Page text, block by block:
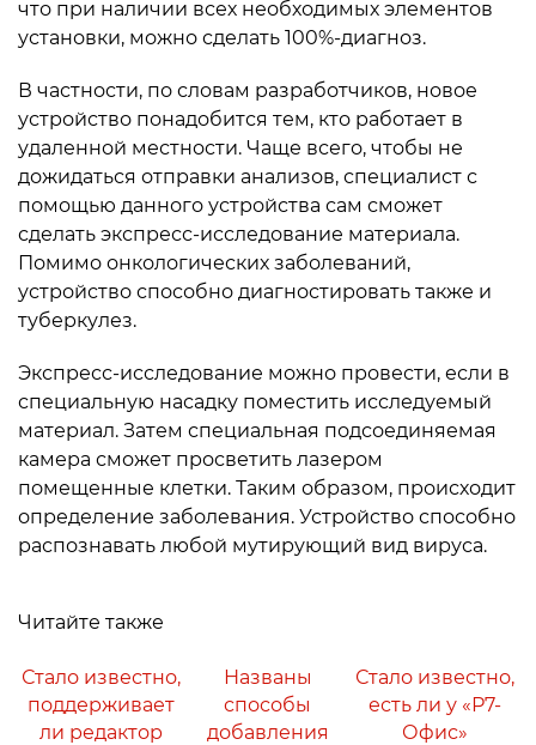
что при наличии всех необходимых элементов
установки, можно сделать 100%-диагноз.
В частности, по словам разработчиков, новое
устройство понадобится тем, кто работает в
удаленной местности. Чаще всего, чтобы не
дожидаться отправки анализов, специалист с
помощью данного устройства сам сможет
сделать экспресс-исследование материала.
Помимо онкологических заболеваний,
устройство способно диагностировать также и
туберкулез.
Экспресс-исследование можно провести, если в
специальную насадку поместить исследуемый
материал. Затем специальная подсоединяемая
камера сможет просветить лазером
помещенные клетки. Таким образом, происходит
определение заболевания. Устройство способно
распознавать любой мутирующий вид вируса.
Читайте также
Стало известно,
поддерживает
ли редактор
Названы
способы
добавления
Стало известно,
есть ли у «Р7-
Офис»